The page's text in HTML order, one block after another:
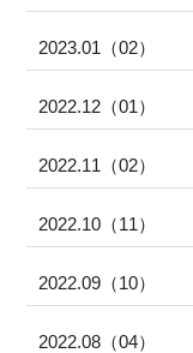
2023.01（02）
2022.12（01）
2022.11（02）
2022.10（11）
2022.09（10）
2022.08（04）